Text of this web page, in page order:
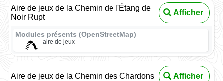
Aire de jeux de la Chemin de l'Étang de
Noir Rupt
Afficher
Modules présents (OpenStreetMap)
aire de jeux
Aire de jeux de la Chemin des Chardons Afficher